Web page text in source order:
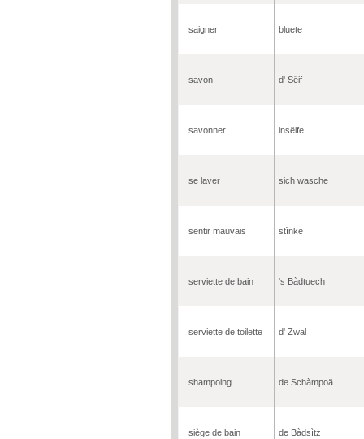
saigner bluete
savon d' Sëif
savonner insëife
se laver sich wasche
sentir mauvais stìnke
serviette de bain 's Bàdtuech
serviette de toilette d' Zwal
shampoing de Schàmpoä
siège de bain de Bàdsìtz